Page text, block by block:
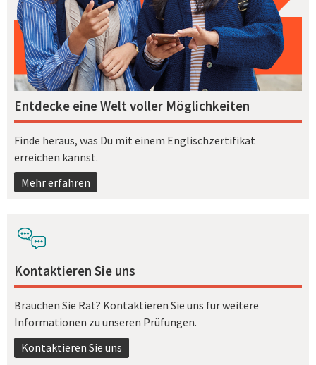
Entdecke eine Welt voller Möglichkeiten
Finde heraus, was Du mit einem Englischzertifikat
erreichen kannst.
Mehr erfahren
Kontaktieren Sie uns
Brauchen Sie Rat? Kontaktieren Sie uns für weitere
Informationen zu unseren Prüfungen.
Kontaktieren Sie uns